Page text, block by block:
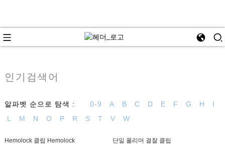
인기검색어
알파벳 순으로 탐색 : 0-9 A B C D E F G H
I
L
M N O P R S T V W
Hemolock 클립 Hemolock 단일 폴리머 결찰 클립